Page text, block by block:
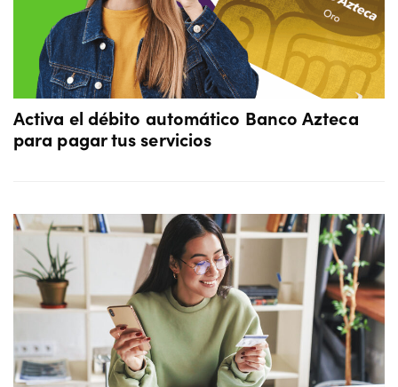
Activa el débito automático Banco Azteca
para pagar tus servicios